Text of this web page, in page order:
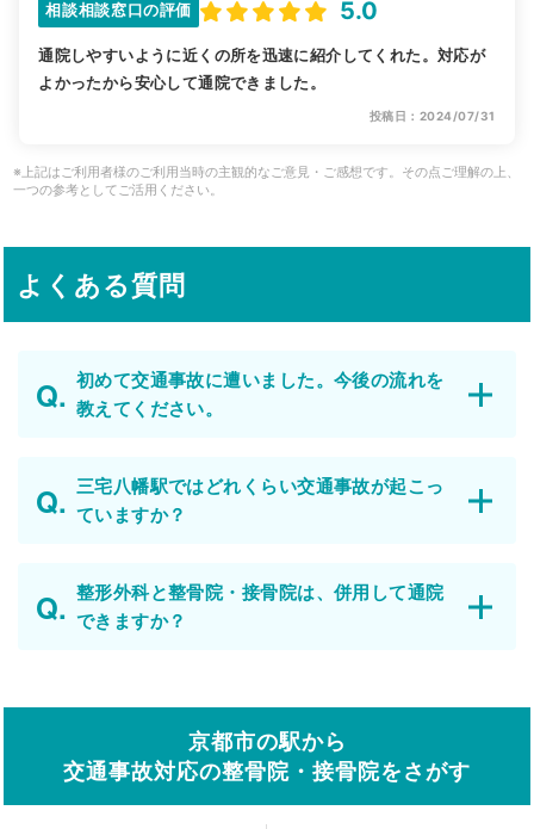
相談相談窓口の評価 5.0
通院しやすいように近くの所を迅速に紹介してくれた。対応が
よかったから安心して通院できました。
投稿日：2024/07/31
※上記はご利用者様のご利用当時の主観的なご意見・ご感想です。その点ご理解の上、
一つの参考としてご活用ください。
よくある質問
初めて交通事故に遭いました。今後の流れを
教えてください。
三宅八幡駅ではどれくらい交通事故が起こっ
ていますか？
整形外科と整骨院・接骨院は、併用して通院
できますか？
京都市の駅から
交通事故対応の整骨院・接骨院をさがす